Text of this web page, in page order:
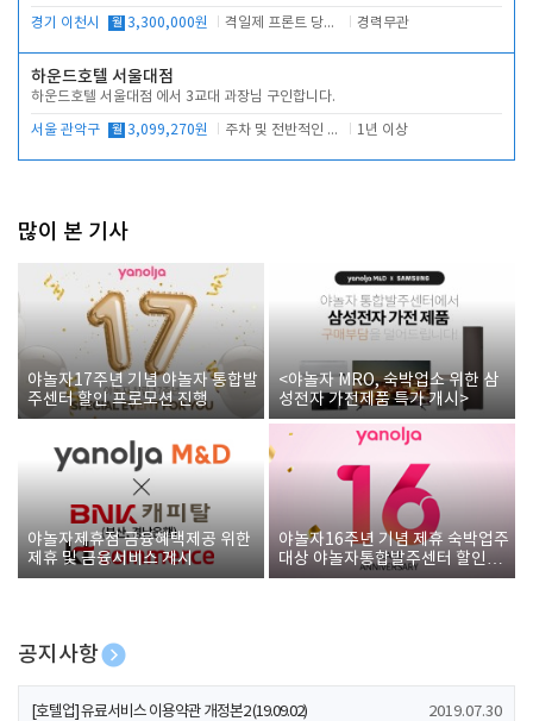
경기 이천시 월 3,300,000원 격일제 프론트 당번 업무로 주차 및 객실 점검 경력무관
하운드호텔 서울대점
하운드호텔 서울대점 에서 3교대 과장님 구인합니다.
서울 관악구 월 3,099,270원 주차 및 전반적인 당번업무 1년 이상
많이 본 기사
야놀자17주년 기념 야놀자 통합발
주센터 할인 프로모션 진행
<야놀자 MRO, 숙박업소 위한 삼
성전자 가전제품 특가 개시>
야놀자제휴점 금융혜택제공 위한
제휴 및 금융서비스 게시
야놀자16주년 기념 제휴 숙박업주
대상 야놀자통합발주센터 할인쿠
폰 증정
공지사항
[호텔업] 개인정보 처리방침 개정본1 (19.09.02)
[호텔업] 유료서비스 이용약관 개정본2 (19.09.02) 2019.07.30